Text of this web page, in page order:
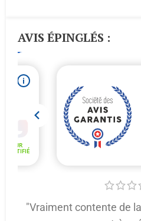
AVIS ÉPINGLÉS :
"Vraiment contente de